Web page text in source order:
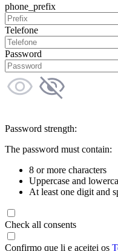
phone_prefix
Telefone
Password
Password strength:
The password must contain:
8 or more characters
Uppercase and
At least one digit and
Check all consents
Confirmo que li e aceitei os